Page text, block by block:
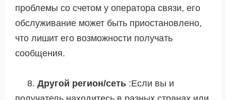
проблемы со счетом у оператора связи, его
обслуживание может быть приостановлено,
что лишит его возможности получать
сообщения.
8. Другой регион/сеть :Если вы и